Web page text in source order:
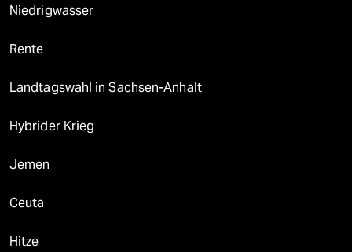
Niedrigwasser
Rente
Landtagswahl in Sachsen-Anhalt
Hybrider Krieg
Jemen
Ceuta
Hitze